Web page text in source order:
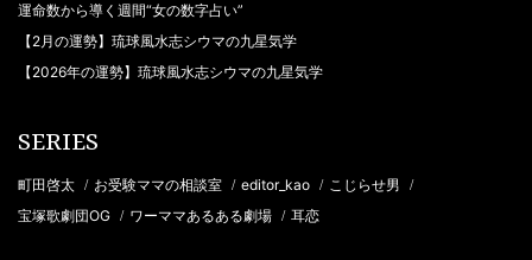
運命数から導く週間“女の数字占い”
【2月の運勢】琉球風水志シウマの九星気学
【2026年の運勢】琉球風水志シウマの九星気学
SERIES
町田啓太 / お受験ママの相談室 / editor_kao / こじらせ男 /
宝塚歌劇団OG / ワーママあるある劇場 / 耳恋